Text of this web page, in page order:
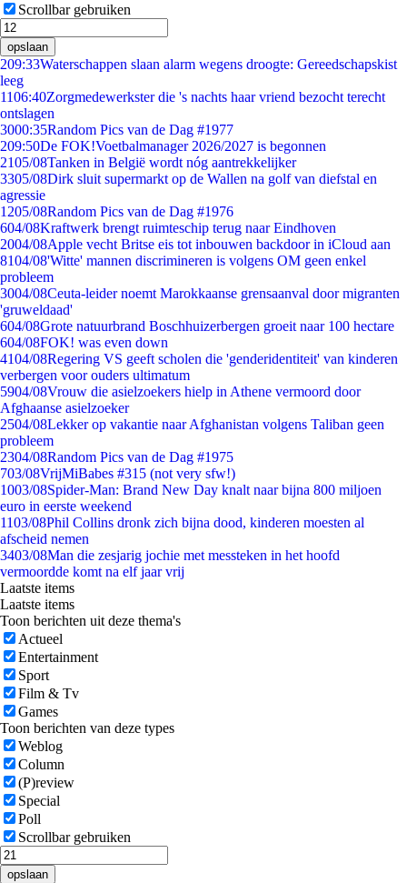
Scrollbar gebruiken
opslaan
209:33Waterschappen slaan alarm wegens droogte: Gereedschapskist
leeg
1106:40Zorgmedewerkster die 's nachts haar vriend bezocht terecht
ontslagen
3000:35Random Pics van de Dag #1977
209:50De FOK!Voetbalmanager 2026/2027 is begonnen
2105/08Tanken in België wordt nóg aantrekkelijker
3305/08Dirk sluit supermarkt op de Wallen na golf van diefstal en
agressie
1205/08Random Pics van de Dag #1976
604/08Kraftwerk brengt ruimteschip terug naar Eindhoven
2004/08Apple vecht Britse eis tot inbouwen backdoor in iCloud aan
8104/08'Witte' mannen discrimineren is volgens OM geen enkel
probleem
3004/08Ceuta-leider noemt Marokkaanse grensaanval door migranten
'gruweldaad'
604/08Grote natuurbrand Boschhuizerbergen groeit naar 100 hectare
604/08FOK! was even down
4104/08Regering VS geeft scholen die 'genderidentiteit' van kinderen
verbergen voor ouders ultimatum
5904/08Vrouw die asielzoekers hielp in Athene vermoord door
Afghaanse asielzoeker
2504/08Lekker op vakantie naar Afghanistan volgens Taliban geen
probleem
2304/08Random Pics van de Dag #1975
703/08VrijMiBabes #315 (not very sfw!)
1003/08Spider-Man: Brand New Day knalt naar bijna 800 miljoen
euro in eerste weekend
1103/08Phil Collins dronk zich bijna dood, kinderen moesten al
afscheid nemen
3403/08Man die zesjarig jochie met messteken in het hoofd
vermoordde komt na elf jaar vrij
Laatste items
Laatste items
Toon berichten uit deze thema's
Actueel
Entertainment
Sport
Film & Tv
Games
Toon berichten van deze types
Weblog
Column
(P)review
Special
Poll
Scrollbar gebruiken
opslaan